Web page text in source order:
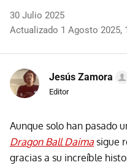
30 Julio 2025
Actualizado 1 Agosto 2025,
Jesús Zamora
Editor
Aunque solo han pasado
Dragon Ball Daima sigue
gracias a su increíble